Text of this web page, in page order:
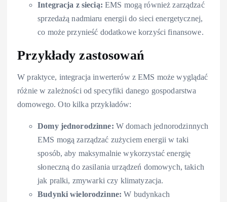
Integracja z siecią: EMS mogą również zarządzać
sprzedażą nadmiaru energii do sieci energetycznej,
co może przynieść dodatkowe korzyści finansowe.
Przykłady zastosowań
W praktyce, integracja inwerterów z EMS może wyglądać
różnie w zależności od specyfiki danego gospodarstwa
domowego. Oto kilka przykładów:
Domy jednorodzinne: W domach jednorodzinnych
EMS mogą zarządzać zużyciem energii w taki
sposób, aby maksymalnie wykorzystać energię
słoneczną do zasilania urządzeń domowych, takich
jak pralki, zmywarki czy klimatyzacja.
Budynki wielorodzinne: W budynkach